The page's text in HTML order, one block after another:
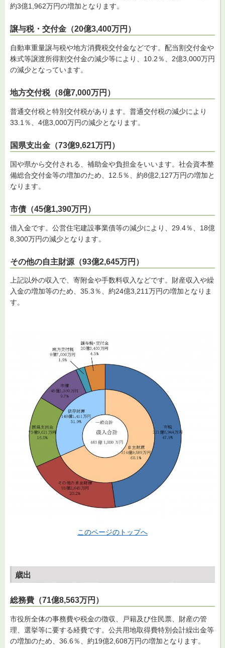
約3億1,962万円の増加となります。
譲与税・交付金（20億3,400万円）
自動車重量譲与税や地方消費税交付金などです。配当割交付金や
株式等譲渡所得割交付金の減少等により、10.2％、2億3,000万円
の減少となっています。
地方交付税（8億7,000万円）
普通交付税と特別交付税があります。普通交付税の減少により
33.1％、4億3,000万円の減少となります。
国県支出金（73億9,621万円）
国や県から交付される、補助金や負担金をいいます。社会資本整
備総合交付金等の増加のため、12.5％、約8億2,127万円の増加と
なります。
市債（45億1,390万円）
借入金です。公営住宅建設事業債等の減少により、29.4％、18億
8,300万円の減少となります。
その他の自主財源（93億2,645万円）
上記以外の収入で、寄附金や手数料収入などです。財産収入や繰
入金の増加等のため、35.3％、約24億3,211万円の増加となりま
す。
このページのトップへ
歳出
総務費（71億8,563万円）
市役所全体の事務費や税金の徴収、戸籍及び住民票、財産の管
理、選挙等に要する経費です。公共用地取得費特別会計繰出金等
の増加のため、36.6％、約19億2,608万円の増加となります。